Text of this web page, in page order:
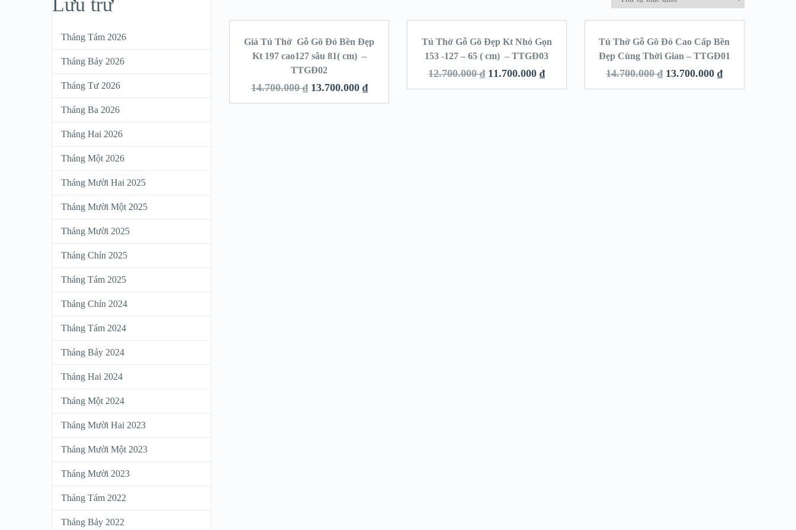
SALE!
Giá Tủ Thờ Gỗ Gõ Đỏ Bền Đẹp
Kt 197 cao127 sâu 81( cm) –
TTGĐ02
14.700.000₫ 13.700.000 ₫
SALE!
Tủ Thờ Gỗ Gõ Đẹp Kt Nhỏ Gọn
153 -127 – 65 ( cm) – TTGĐ03
12.700.000₫ 11.700.000₫
SALE!
Tủ Thờ Gỗ Gõ Đỏ Cao Cấp Bền
Đẹp Cùng Thời Gian – TTGĐ01
14.700.000₫ 13.700.000₫
Lưu trữ
Tháng Tám 2026
Tháng Bảy 2026
Tháng Tư 2026
Tháng Ba 2026
Tháng Hai 2026
Tháng Một 2026
Tháng Mười Hai 2025
Tháng Mười Một 2025
Tháng Mười 2025
Tháng Chín 2025
Tháng Tám 2025
Tháng Chín 2024
Tháng Tám 2024
Tháng Bảy 2024
Tháng Hai 2024
Tháng Một 2024
Tháng Mười Hai 2023
Tháng Mười Một 2023
Tháng Mười 2023
Tháng Tám 2022
Tháng Bảy 2022